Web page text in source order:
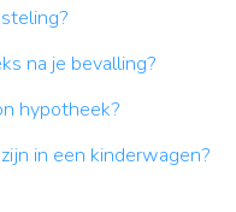
na je bevalling?
hypotheek?
in een kinderwagen?